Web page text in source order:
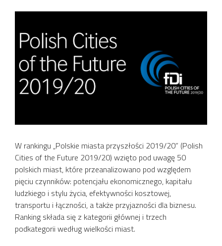
W rankingu „Polskie miasta przyszłości 2019/20” (Polish
Cities of the Future 2019/20) wzięto pod uwagę 50
polskich miast, które przeanalizowano pod względem
pięciu czynników: potencjału ekonomicznego, kapitału
ludzkiego i stylu życia, efektywności kosztowej,
transportu i łączności, a także przyjazności dla biznesu.
Ranking składa się z kategorii głównej i trzech
podkategorii według wielkości miast.